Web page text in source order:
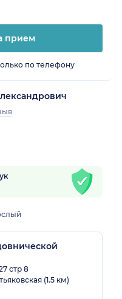
прием
по телефону
стр 8
(1.5 км)